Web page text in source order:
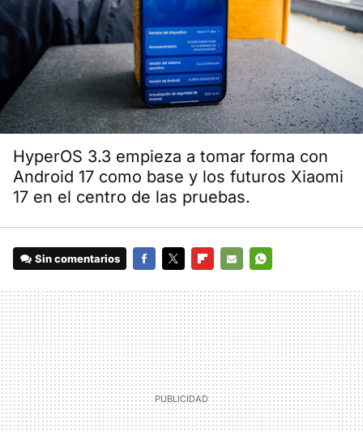
HyperOS 3.3 empieza a tomar forma con
Android 17 como base y los futuros Xiaomi
17 en el centro de las pruebas.
Sin comentarios
MAIL